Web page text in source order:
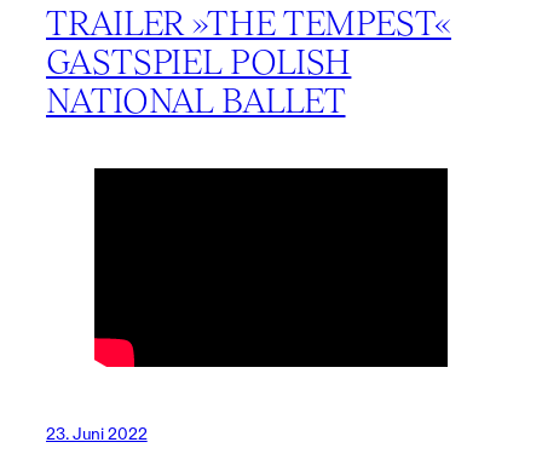
TRAILER »THE TEMPEST«
GASTSPIEL POLISH
NATIONAL BALLET
23. Juni 2022